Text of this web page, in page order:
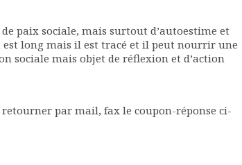
paix sociale, mais surtout d’autoestime et
long mais il est tracé et il peut nourrir une
sociale mais objet de réflexion et d’action
par mail, fax le coupon-réponse ci-